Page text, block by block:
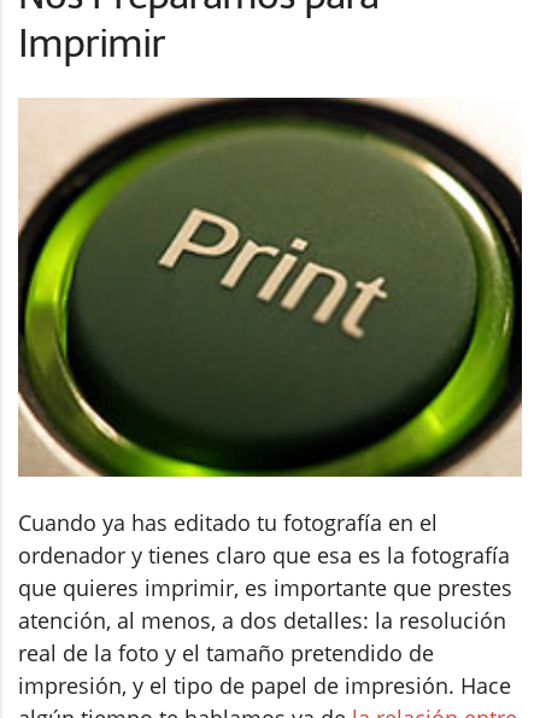
Imprimir
Cuando ya has editado tu fotografía en el
ordenador y tienes claro que esa es la fotografía
que quieres imprimir, es importante que prestes
atención, al menos, a dos detalles: la resolución
real de la foto y el tamaño pretendido de
impresión, y el tipo de papel de impresión. Hace